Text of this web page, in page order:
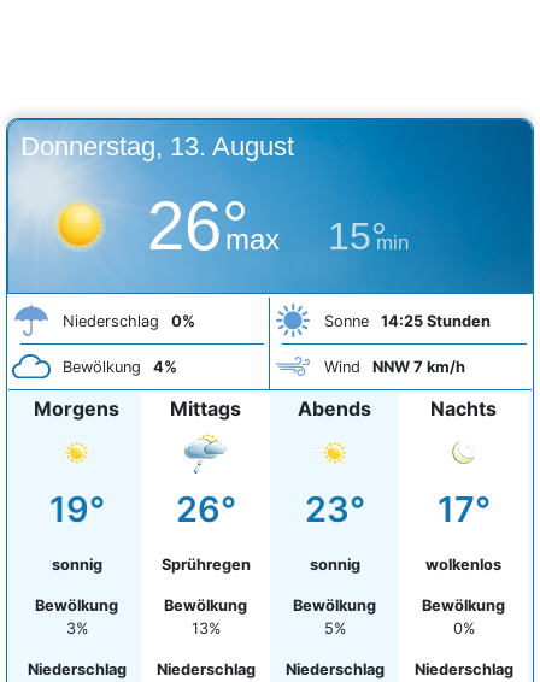
Donnerstag, 13. August
26°
max 15°
min
Niederschlag 0%
Bewölkung 4%
Sonne 14:25 Stunden
Wind NNW 7 km/h
Morgens
19°
sonnig
Bewölkung
3%
Niederschlag
Mittags
26°
Sprühregen
Bewölkung
13%
Niederschlag
Abends
23°
sonnig
Bewölkung
5%
Niederschlag
Nachts
17°
wolkenlos
Bewölkung
0%
Niederschlag